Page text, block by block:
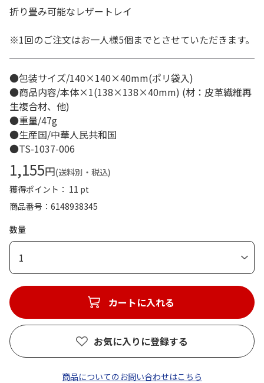
折り畳み可能なレザートレイ
※1回のご注文はお一人様5個までとさせていただきます。
●包装サイズ/140×140×40mm(ポリ袋入)
●商品内容/本体×1(138×138×40mm) (材：皮革繊維再
生複合材、他)
●重量/47g
●生産国/中華人民共和国
●TS-1037-006
1,155円(送料別・税込)
獲得ポイント： 11 pt
商品番号
6148938345
数量
1
カートに入れる
お気に入りに登録する
商品についてのお問い合わせはこちら